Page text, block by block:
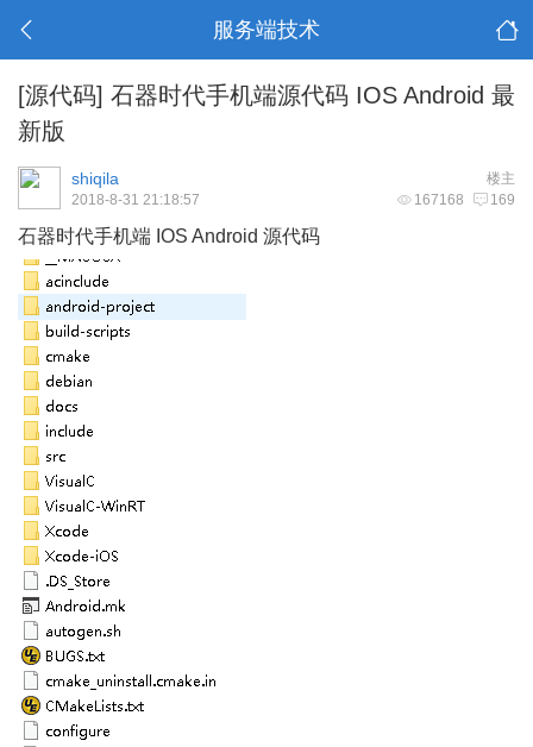
服务端技术
[源代码] 石器时代手机端源代码 IOS Android 最
新版
楼主
shiqila
167168 169
2018-8-31 21:18:57
石器时代手机端 IOS Android 源代码